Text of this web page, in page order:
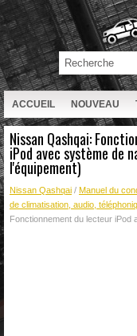
ACCUEIL NOUVEAU
RECHERCHE
Nissan Qashqai:
iPod avec système de
l'équipement)
Nissan Qashqai / Manuel du
de climatisation, audio,
Fonctionnement du lecteur iPod